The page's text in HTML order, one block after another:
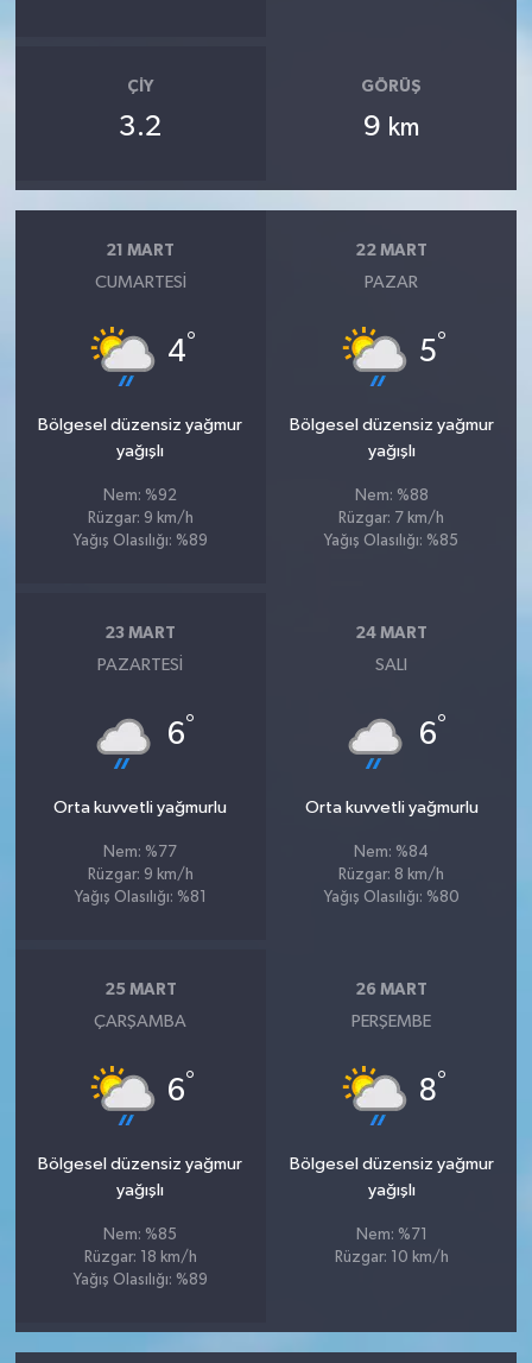
ÇIY
3.2
GÖRÜŞ
9 km
21 MART
CUMARTESI
4°
Bölgesel düzensiz yağmur
yağışlı
Nem: %92
Rüzgar: 9 km/h
Yağış Olasılığı: %89
22 MART
PAZAR
5°
Bölgesel düzensiz yağmur
yağışlı
Nem: %88
Rüzgar: 7 km/h
Yağış Olasılığı: %85
23 MART
PAZARTESI
6°
Orta kuvvetli yağmurlu
Nem: %77
Rüzgar: 9 km/h
Yağış Olasılığı: %81
24 MART
SALI
6°
Orta kuvvetli yağmurlu
Nem: %84
Rüzgar: 8 km/h
Yağış Olasılığı: %80
25 MART
ÇARŞAMBA
6°
Bölgesel düzensiz yağmur
yağışlı
Nem: %85
Rüzgar: 18 km/h
Yağış Olasılığı: %89
26 MART
PERŞEMBE
8°
Bölgesel düzensiz yağmur
yağışlı
Nem: %71
Rüzgar: 10 km/h